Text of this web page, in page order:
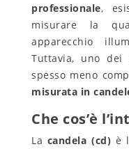
professionale,
misurare la
apparecchio
Tuttavia, uno
spesso meno
misurata in
Che cos’è
La candela (cd) è